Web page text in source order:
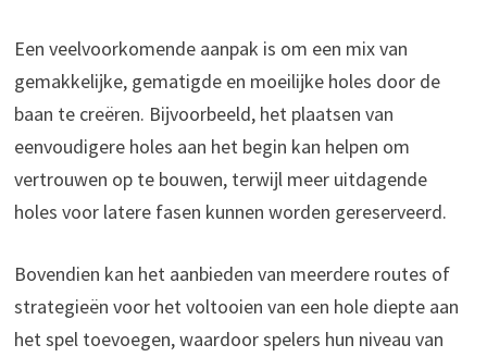
Een veelvoorkomende aanpak is om een mix van
gemakkelijke, gematigde en moeilijke holes door de
baan te creëren. Bijvoorbeeld, het plaatsen van
eenvoudigere holes aan het begin kan helpen om
vertrouwen op te bouwen, terwijl meer uitdagende
holes voor latere fasen kunnen worden gereserveerd.
Bovendien kan het aanbieden van meerdere routes of
strategieën voor het voltooien van een hole diepte aan
het spel toevoegen, waardoor spelers hun niveau van